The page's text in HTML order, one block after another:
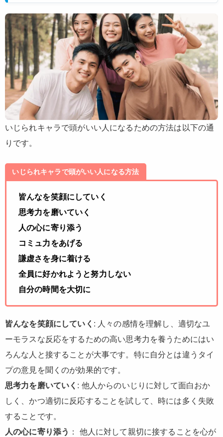
いじられキャラで頭がいい人になるための方法は以下の通
りです。
いじられキャラで頭がいい人になる方法
皆んなを笑顔にしていく
思考力を磨いていく
人の心に寄り添う
コミュ力をあげる
謙虚さを身に着ける
全員に好かれようと努力しない
自分の時間を大切に
皆んなを笑顔にしていく : 人々の感情を理解し、適切なユ
ーモラスな反応をするための高い思考力を養うためにはい
ろんな人と接することが大事です。特に自分とは違うタイ
プの意見を聞くのが効果的です。
思考力を磨いていく : 他人からのいじりに対して面白おか
しく、かつ適切に反応することを試して、時には多く失敗
することです。
人の心に寄り添う ： 他人に対して親切に接することを心が